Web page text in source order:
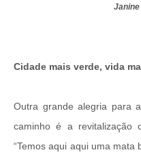
Janine
Cidade mais verde, vida
Outra grande alegria para
caminho é a revitalização
“Temos aqui aqui uma mata